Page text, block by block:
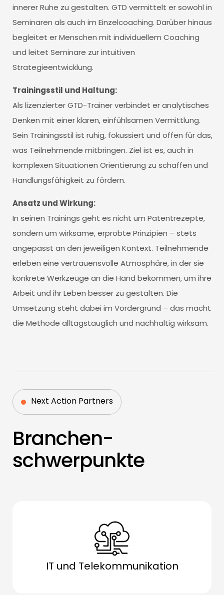
innerer Ruhe zu gestalten. GTD vermittelt er sowohl in
Seminaren als auch im Einzelcoaching. Darüber hinaus
begleitet er Menschen mit individuellem Coaching
und leitet Seminare zur intuitiven
Strategieentwicklung.
Trainingsstil und Haltung:
Als lizenzierter GTD-Trainer verbindet er analytisches
Denken mit einer klaren, einfühlsamen Vermittlung.
Sein Trainingsstil ist ruhig, fokussiert und offen für das,
was Teilnehmende mitbringen. Ziel ist es, auch in
komplexen Situationen Orientierung zu schaffen und
Handlungsfähigkeit zu fördern.
Ansatz und Wirkung:
In seinen Trainings geht es nicht um Patentrezepte,
sondern um wirksame, erprobte Prinzipien – stets
angepasst an den jeweiligen Kontext. Teilnehmende
erleben eine vertrauensvolle Atmosphäre, in der sie
konkrete Werkzeuge an die Hand bekommen, um ihre
Arbeit und ihr Leben besser zu gestalten. Die
Umsetzung steht dabei im Vordergrund – das macht
die Methode alltagstauglich und nachhaltig wirksam.
Next Action Partners
Branchen­
schwerpunkte
IT und Telekommunikation